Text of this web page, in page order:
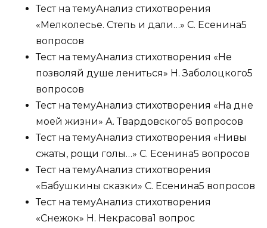
Тест на темуАнализ стихотворения
«Мелколесье. Степь и дали…» С. Есенина5
вопросов
Тест на темуАнализ стихотворения «Не
позволяй душе лениться» Н. Заболоцкого5
вопросов
Тест на темуАнализ стихотворения «На дне
моей жизни» А. Твардовского5 вопросов
Тест на темуАнализ стихотворения «Нивы
сжаты, рощи голы…» С. Есенина5 вопросов
Тест на темуАнализ стихотворения
«Бабушкины сказки» С. Есенина5 вопросов
Тест на темуАнализ стихотворения
«Снежок» Н. Некрасова1 вопрос